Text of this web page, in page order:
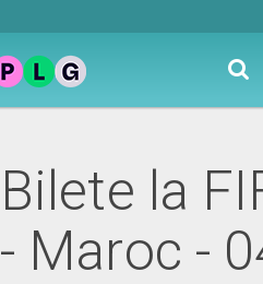
Bilete la
- Maroc -